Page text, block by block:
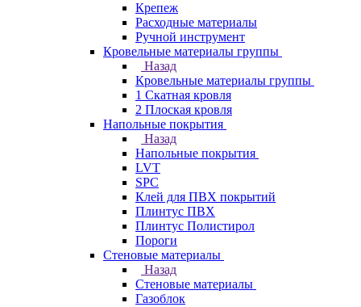
Крепеж
Расходные материалы
Ручной инструмент
Кровельные материалы группы
Назад
Кровельные материалы группы
1 Скатная кровля
2 Плоская кровля
Напольные покрытия
Назад
Напольные покрытия
LVT
SPC
Клей для ПВХ покрытий
Плинтус ПВХ
Плинтус Полистирол
Пороги
Стеновые материалы
Назад
Стеновые материалы
Газоблок